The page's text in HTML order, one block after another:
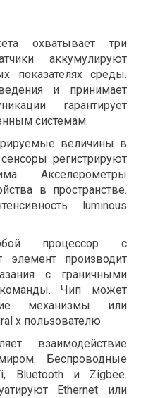
охватывает три
аккумулируют
показателях среды.
и принимает
гарантирует
системам.
величины в
регистрируют
Акселерометры
в пространстве.
luminous
процессор с
элемент производит
с граничными
команды. Чип может
механизмы или
x пользователю.
взаимодействие
Беспроводные
Bluetooth и Zigbee.
Ethernet или